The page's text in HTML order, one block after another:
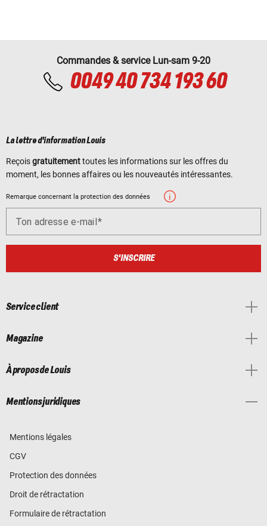
Commandes & service Lun-sam 9-20
0049 40 734 193 60
La lettre d'information Louis
Reçoisgratuitementtoutes les informations sur les offres du
moment, les bonnes affaires ou les nouveautés intéressantes.
Remarque concernant la protection des données
Ton adresse e-mail
S'INSCRIRE
Service client
Magazine
À propos de Louis
Mentions juridiques
Mentions légales
CGV
Protection des données
Droit de rétractation
Formulaire de rétractation